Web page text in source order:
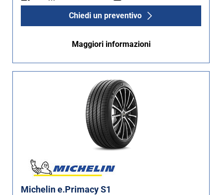
Chiedi un preventivo
Maggiori informazioni
Michelin e.Primacy S1